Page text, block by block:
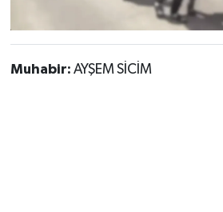
Muhabir: AYŞEM SİCİM